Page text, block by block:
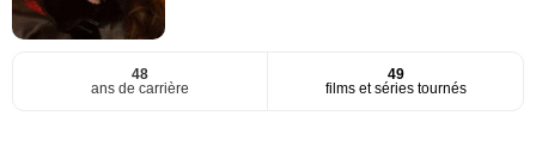
48
ans de carrière
49
films et séries tournés